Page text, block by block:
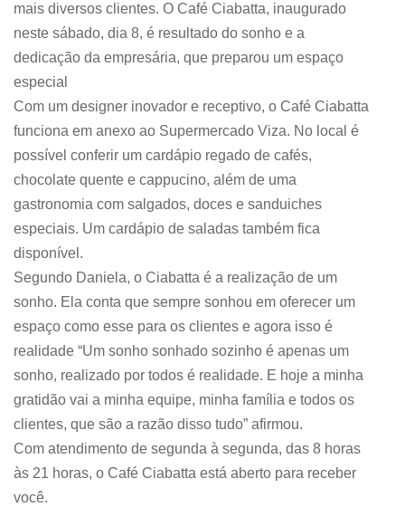
mais diversos clientes. O Café Ciabatta, inaugurado
neste sábado, dia 8, é resultado do sonho e a
dedicação da empresária, que preparou um espaço
especial
Com um designer inovador e receptivo, o Café Ciabatta
funciona em anexo ao Supermercado Viza. No local é
possível conferir um cardápio regado de cafés,
chocolate quente e cappucino, além de uma
gastronomia com salgados, doces e sanduiches
especiais. Um cardápio de saladas também fica
disponível.
Segundo Daniela, o Ciabatta é a realização de um
sonho. Ela conta que sempre sonhou em oferecer um
espaço como esse para os clientes e agora isso é
realidade “Um sonho sonhado sozinho é apenas um
sonho, realizado por todos é realidade. E hoje a minha
gratidão vai a minha equipe, minha família e todos os
clientes, que são a razão disso tudo” afirmou.
Com atendimento de segunda à segunda, das 8 horas
às 21 horas, o Café Ciabatta está aberto para receber
você.